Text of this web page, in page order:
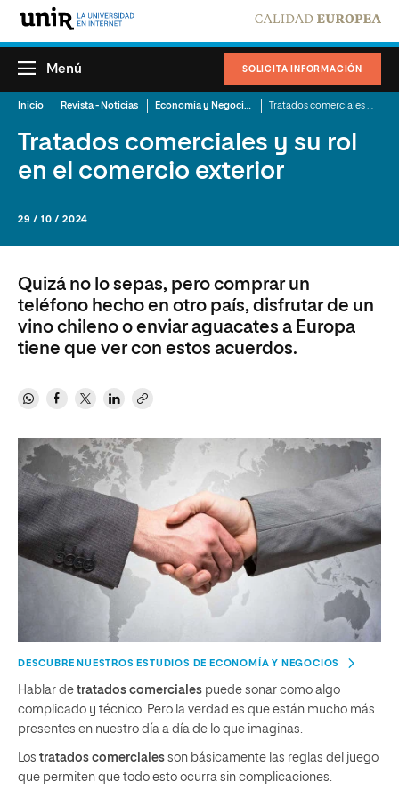
SOLICITA INFORMACIÓN
Menú
Inicio Revista - Noticias Economía y Negocios
Tratados comerciales y su rol
en el comercio exterior
29 / 10 / 2024
Quizá no lo sepas, pero comprar un
teléfono hecho en otro país, disfrutar de un
vino chileno o enviar aguacates a Europa
tiene que ver con estos acuerdos.
DESCUBRE NUESTROS ESTUDIOS DE ECONOMÍA Y NEGOCIOS
Hablar de tratados comerciales puede sonar como algo
complicado y técnico. Pero la verdad es que están mucho más
presentes en nuestro día a día de lo que imaginas.
Los tratados comerciales son básicamente las reglas del juego
que permiten que todo esto ocurra sin complicaciones.